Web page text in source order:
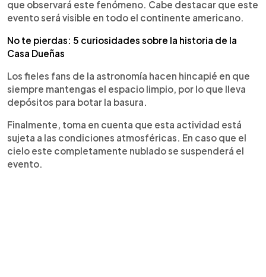
que observará este fenómeno. Cabe destacar que este
evento será visible en todo el continente americano.
No te pierdas: 5 curiosidades sobre la historia de la
Casa Dueñas
Los fieles fans de la astronomía hacen hincapié en que
siempre mantengas el espacio limpio, por lo que lleva
depósitos para botar la basura.
Finalmente, toma en cuenta que esta actividad está
sujeta a las condiciones atmosféricas. En caso que el
cielo este completamente nublado se suspenderá el
evento.